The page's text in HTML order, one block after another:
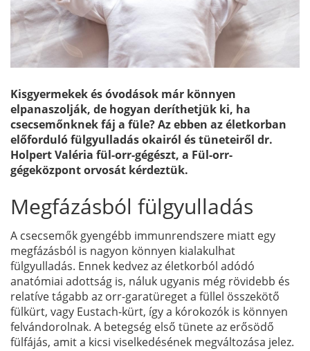
Kisgyermekek és óvodások már könnyen
elpanaszolják, de hogyan deríthetjük ki, ha
csecsemőnknek fáj a füle? Az ebben az életkorban
előforduló fülgyulladás okairól és tüneteiről dr.
Holpert Valéria fül-orr-gégészt, a Fül-orr-
gégeközpont orvosát kérdeztük.
Megfázásból fülgyulladás
A csecsemők gyengébb immunrendszere miatt egy
megfázásból is nagyon könnyen kialakulhat
fülgyulladás. Ennek kedvez az életkorból adódó
anatómiai adottság is, náluk ugyanis még rövidebb és
relatíve tágabb az orr-garatüreget a füllel összekötő
fülkürt, vagy Eustach-kürt, így a kórokozók is könnyen
felvándorolnak. A betegség első tünete az erősödő
fülfájás, amit a kicsi viselkedésének megváltozása jelez.